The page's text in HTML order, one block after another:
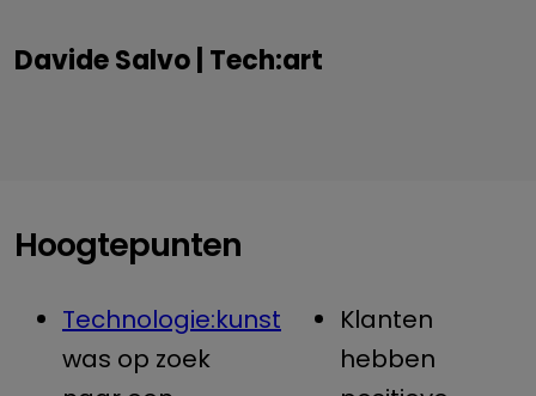
Davide Salvo | Tech:art
Hoogtepunten
Technologie:kunst
was op zoek
Klanten
hebben